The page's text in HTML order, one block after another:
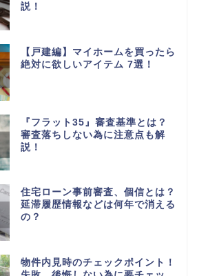
説！
【戸建編】マイホームを買ったら
絶対に欲しいアイテム 7選！
『フラット35』審査基準とは？
審査落ちしない為に注意点も解
説！
住宅ローン事前審査、個信とは？
延滞履歴情報などは何年で消える
の？
物件内見時のチェックポイント！